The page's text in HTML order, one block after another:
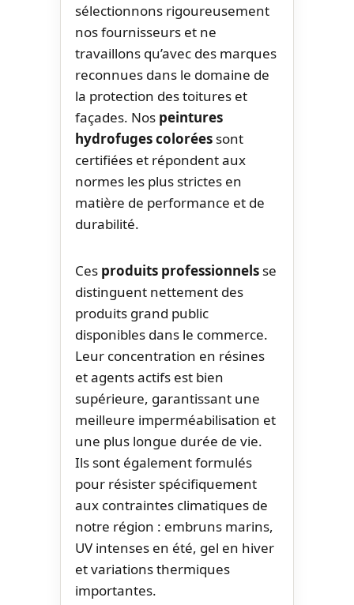
sélectionnons rigoureusement
nos fournisseurs et ne
travaillons qu’avec des marques
reconnues dans le domaine de
la protection des toitures et
façades. Nos peintures
hydrofuges colorées sont
certifiées et répondent aux
normes les plus strictes en
matière de performance et de
durabilité.
Ces produits professionnels se
distinguent nettement des
produits grand public
disponibles dans le commerce.
Leur concentration en résines
et agents actifs est bien
supérieure, garantissant une
meilleure imperméabilisation et
une plus longue durée de vie.
Ils sont également formulés
pour résister spécifiquement
aux contraintes climatiques de
notre région : embruns marins,
UV intenses en été, gel en hiver
et variations thermiques
importantes.